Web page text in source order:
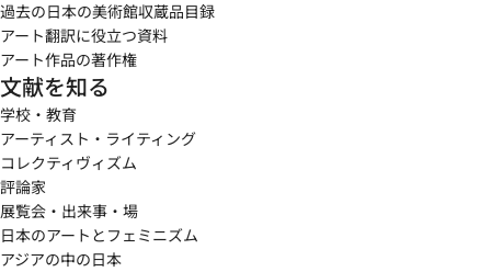
過去の日本の美術館収蔵品目録
アート翻訳に役立つ資料
アート作品の著作権
文献を知る
学校・教育
アーティスト・ライティング
コレクティヴィズム
評論家
展覧会・出来事・場
日本のアートとフェミニズム
アジアの中の日本